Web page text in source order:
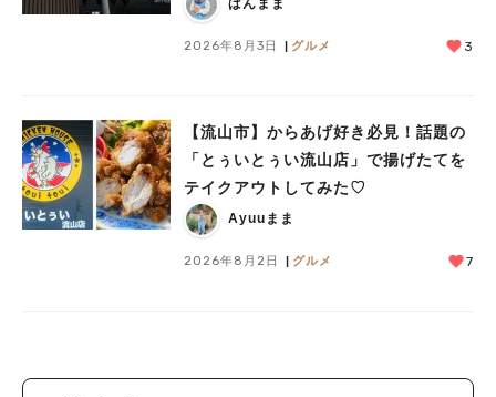
ぱんまま
2026年8月3日 グルメ 3
【流山市】からあげ好き必見！話題の
「とぅいとぅい流山店」で揚げたてを
テイクアウトしてみた♡
Ayuuまま
2026年8月2日 グルメ 7
#カフェ
#教えたい／教えて投稿記事